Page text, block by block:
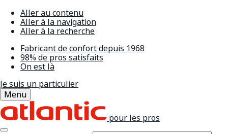
Aller au contenu
Aller à la navigation
Aller à la recherche
Fabricant de confort depuis 1968
98% de pros satisfaits
On est là
Je suis un particulier
Menu
pour les pros